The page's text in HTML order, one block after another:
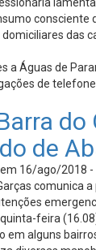
consciente
das
a Águas de
de
do
de
16/ago/2018 -
comunica
feira
em alguns